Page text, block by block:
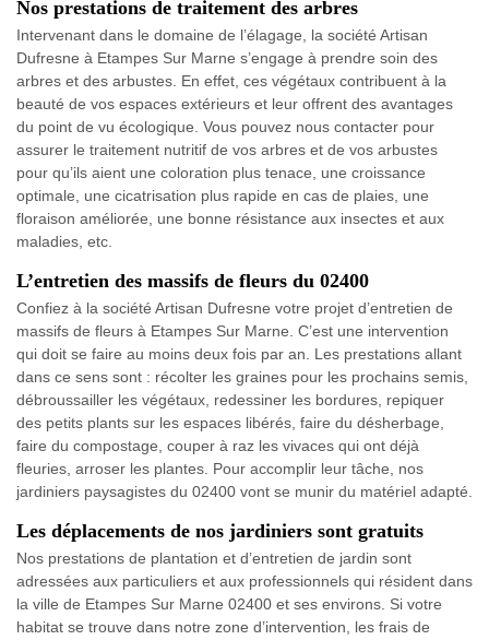
Nos prestations de traitement des arbres
Intervenant dans le domaine de l’élagage, la société Artisan
Dufresne à Etampes Sur Marne s’engage à prendre soin des
arbres et des arbustes. En effet, ces végétaux contribuent à la
beauté de vos espaces extérieurs et leur offrent des avantages
du point de vu écologique. Vous pouvez nous contacter pour
assurer le traitement nutritif de vos arbres et de vos arbustes
pour qu’ils aient une coloration plus tenace, une croissance
optimale, une cicatrisation plus rapide en cas de plaies, une
floraison améliorée, une bonne résistance aux insectes et aux
maladies, etc.
L’entretien des massifs de fleurs du 02400
Confiez à la société Artisan Dufresne votre projet d’entretien de
massifs de fleurs à Etampes Sur Marne. C’est une intervention
qui doit se faire au moins deux fois par an. Les prestations allant
dans ce sens sont : récolter les graines pour les prochains semis,
débroussailler les végétaux, redessiner les bordures, repiquer
des petits plants sur les espaces libérés, faire du désherbage,
faire du compostage, couper à raz les vivaces qui ont déjà
fleuries, arroser les plantes. Pour accomplir leur tâche, nos
jardiniers paysagistes du 02400 vont se munir du matériel adapté.
Les déplacements de nos jardiniers sont gratuits
Nos prestations de plantation et d’entretien de jardin sont
adressées aux particuliers et aux professionnels qui résident dans
la ville de Etampes Sur Marne 02400 et ses environs. Si votre
habitat se trouve dans notre zone d’intervention, les frais de